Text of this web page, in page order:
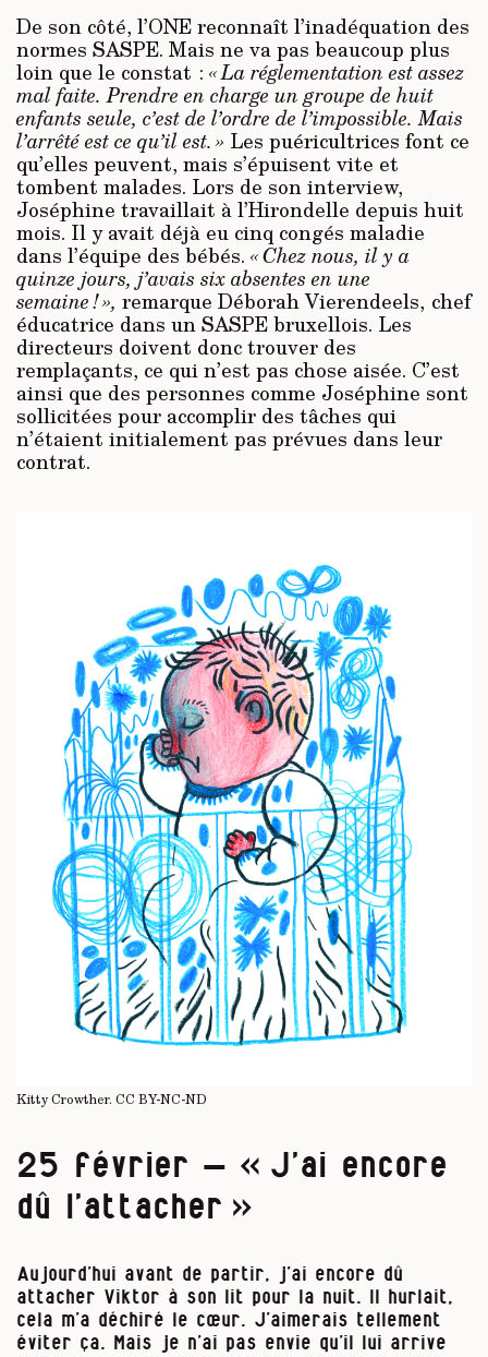
De son côté, l’ONE reconnaît l’inadéquation des
normes SASPE. Mais ne va pas beaucoup plus
loin que le constat : « La réglementation est assez
mal faite. Prendre en charge un groupe de huit
enfants seule, c’est de l’ordre de l’impossible. Mais
l’arrêté est ce qu’il est. » Les puéricultrices font ce
qu’elles peuvent, mais s’épuisent vite et
tombent malades. Lors de son interview,
Joséphine travaillait à l’Hirondelle depuis huit
mois. Il y avait déjà eu cinq congés maladie
dans l’équipe des bébés. « Chez nous, il y a
quinze jours, j’avais six absentes en une
semaine ! », remarque Déborah Vierendeels, chef
éducatrice dans un SASPE bruxellois. Les
directeurs doivent donc trouver des
remplaçants, ce qui n’est pas chose aisée. C’est
ainsi que des personnes comme Joséphine sont
sollicitées pour accomplir des tâches qui
n’étaient initialement pas prévues dans leur
contrat.
Kitty Crowther. CC BY-NC-ND
25 février – « J’ai encore
dû l’attacher »
Aujourd’hui avant de partir, j’ai encore dû
attacher Viktor à son lit pour la nuit. Il hurlait,
cela m’a déchiré le cœur. J’aimerais tellement
éviter ça. Mais je n’ai pas envie qu’il lui arrive